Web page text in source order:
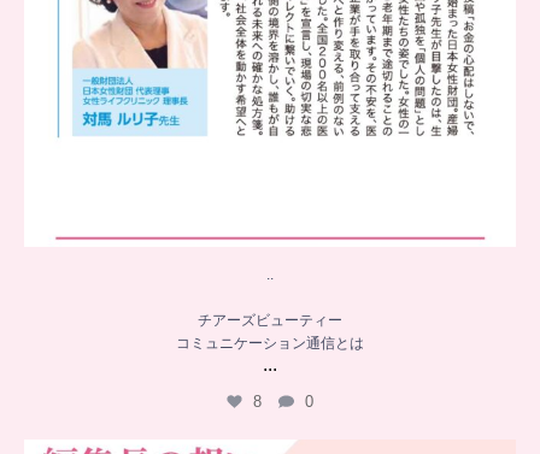
..
チアーズビューティー
コミュニケーション通信とは
...
8 0